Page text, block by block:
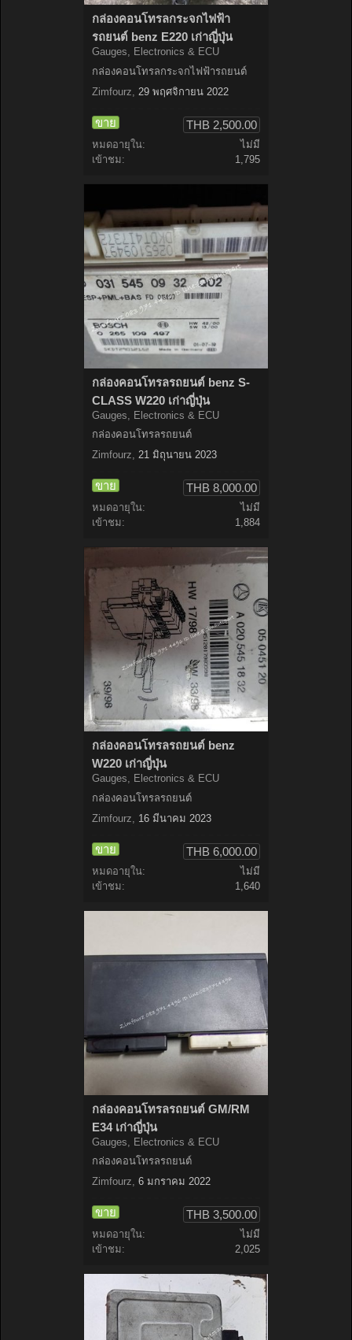
กล่องคอนโทรลกระจกไฟฟ้า
รถยนต์ benz E220 เก่าญี่ปุ่น
Gauges, Electronics & ECU
กล่องคอนโทรลกระจกไฟฟ้ารถยนต์
Zimfourz
29 พฤศจิกายน 2022
ขาย THB 2,500.00
หมดอายุใน:
ไม่มี
เข้าชม:
1,795
กล่องคอนโทรลรถยนต์ benz S-
CLASS W220 เก่าญี่ปุ่น
Gauges, Electronics & ECU
กล่องคอนโทรลรถยนต์
Zimfourz, 21 มิถุนายน 2023
ขาย THB 8,000.00
หมดอายุใน:
ไม่มี
เข้าชม:
1,884
กล่องคอนโทรลรถยนต์ benz
W220 เก่าญี่ปุ่น
Gauges, Electronics & ECU
กล่องคอนโทรลรถยนต์
Zimfourz
16 มีนาคม 2023
ขาย THB 6,000.00
หมดอายุใน:
ไม่มี
เข้าชม:
1,640
กล่องคอนโทรลรถยนต์ GM/RM
E34 เก่าญี่ปุ่น
Gauges, Electronics & ECU
กล่องคอนโทรลรถยนต์
Zimfourz, 6 มกราคม 2022
ขาย THB 3,500.00
หมดอายุใน:
ไม่มี
เข้าชม:
2,025